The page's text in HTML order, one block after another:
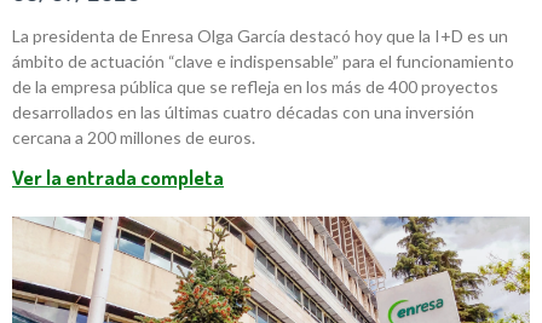
La presidenta de Enresa Olga García destacó hoy que la I+D es un
ámbito de actuación “clave e indispensable” para el funcionamiento
de la empresa pública que se refleja en los más de 400 proyectos
desarrollados en las últimas cuatro décadas con una inversión
cercana a 200 millones de euros.
Ver la entrada completa